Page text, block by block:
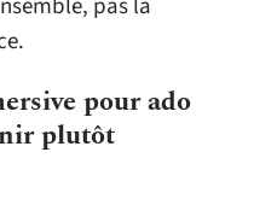
pour ado
plutôt